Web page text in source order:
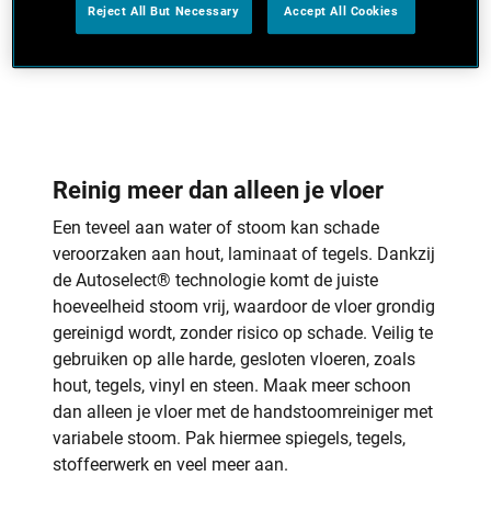
Reinig meer dan alleen je vloer
Een teveel aan water of stoom kan schade
veroorzaken aan hout, laminaat of tegels. Dankzij
de Autoselect® technologie komt de juiste
hoeveelheid stoom vrij, waardoor de vloer grondig
gereinigd wordt, zonder risico op schade. Veilig te
gebruiken op alle harde, gesloten vloeren, zoals
hout, tegels, vinyl en steen. Maak meer schoon
dan alleen je vloer met de handstoomreiniger met
variabele stoom. Pak hiermee spiegels, tegels,
stoffeerwerk en veel meer aan.
Reject All But Necessary Accept All Cookies